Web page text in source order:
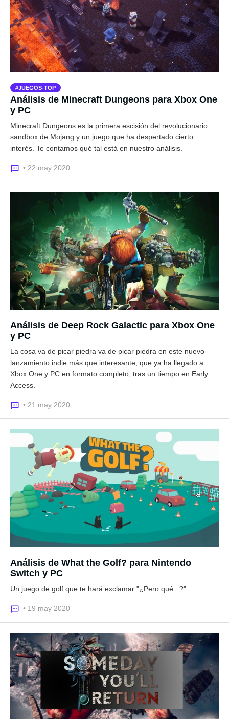
JUEGOS-TOP
Análisis de Minecraft Dungeons para Xbox One
y PC
Minecraft Dungeons es la primera escisión del revolucionario
sandbox de Mojang y un juego que ha despertado cierto
interés. Te contamos qué tal está en nuestro análisis.
• 22 may 2020
Análisis de Deep Rock Galactic para Xbox One
y PC
La cosa va de picar piedra va de picar piedra en este nuevo
lanzamiento indie más que interesante, que ya ha llegado a
Xbox One y PC en formato completo, tras un tiempo en Early
Access.
• 21 may 2020
Análisis de What the Golf? para Nintendo
Switch y PC
Un juego de golf que te hará exclamar "¿Pero qué...?"
• 19 may 2020